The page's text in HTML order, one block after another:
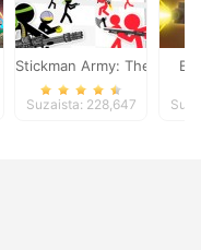
Stickman Army: The
Suzaista: 228,647